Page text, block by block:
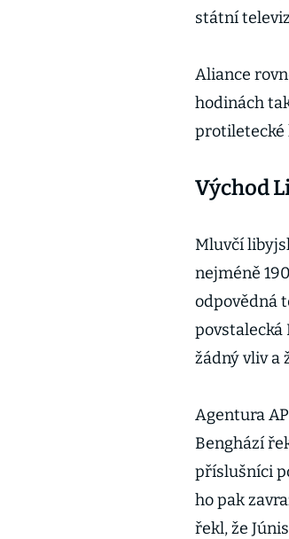
státní
Aliance
hodinách
protiletecké
Východ
Mluvčí
nejméně
odpovědná
povstalecká
žádný vliv a
Agentura
Benghází
příslušníci
ho pak
řekl, že